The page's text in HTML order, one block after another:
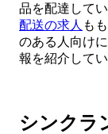
品を配達して
配送の求人 も
のある人向け
報を紹介してい
シンクラ